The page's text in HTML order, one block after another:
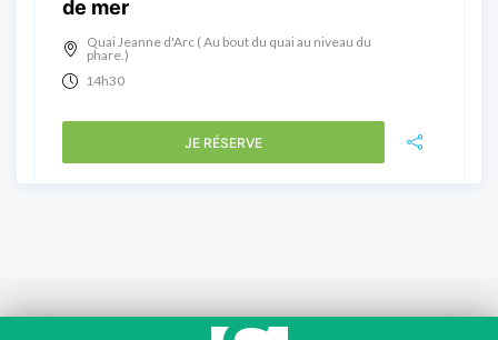
de mer
Quai Jeanne d'Arc ( Au bout du quai au niveau du
phare.)
14h30
JE RÉSERVE